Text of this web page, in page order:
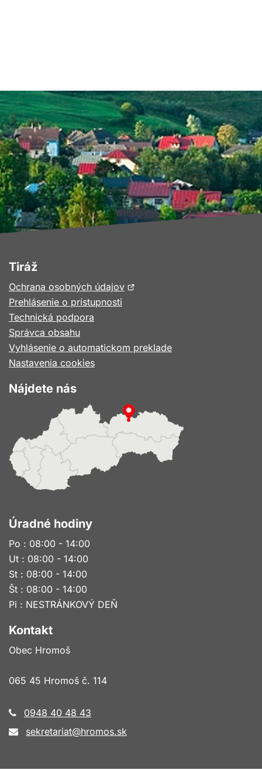
Tiráž
Ochrana osobných údajovOtvorí
okne
Prehlásenie o prístupnosti
Technická podpora
Správca obsahu
Vyhlásenie o automatickom preklade
Nastavenia cookies
Nájdete nás
Úradné hodiny
Po : 08:00 - 14:00
Ut : 08:00 - 14:00
St : 08:00 - 14:00
Št : 08:00 - 14:00
Pi : NESTRÁNKOVÝ DEŇ
Kontakt
Obec Hromoš
065 45 Hromoš č. 114
0948 40 48 43
sekretariat@hromos.sk